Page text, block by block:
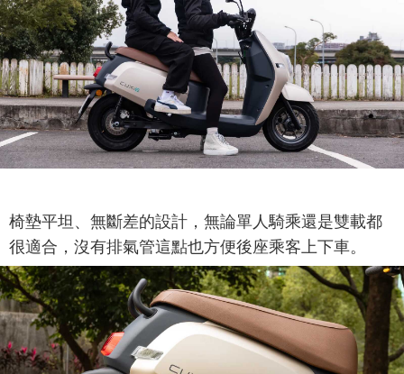
椅墊平坦、無斷差的設計，無論單人騎乘還是雙載都
很適合，沒有排氣管這點也方便後座乘客上下車。